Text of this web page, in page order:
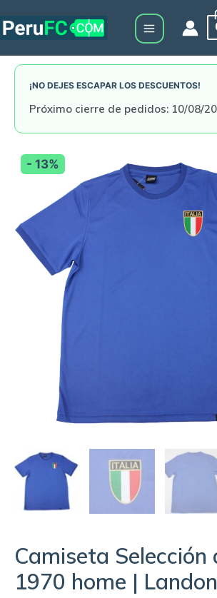
to
Main
Menu
¡NO DEJES ESCAPAR LOS DESCUENTOS!
Próximo cierre de pedidos: 10/08/
- 13%
Camiseta Selección
1970 home |